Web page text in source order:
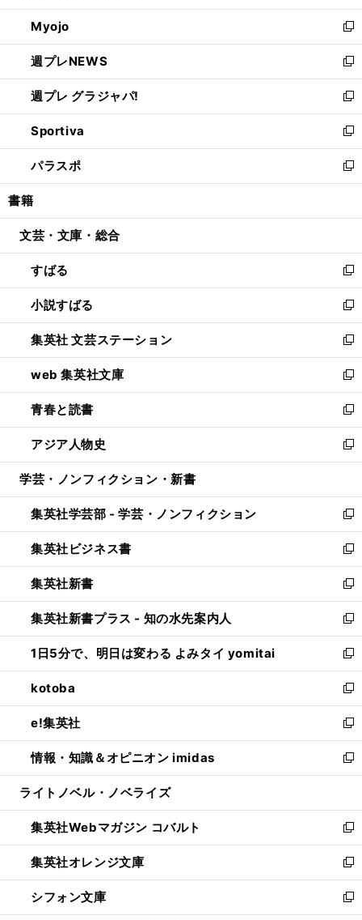
開
く
ウ
で
開
く
ン
ド
ウ
で
開
く
ウ
ィ
ン
ド
ウ
で
開
く
Myojo
新
し
い
ウ
ィ
ン
ド
ウ
で
開
週プレNEWS
新
し
い
ウ
ィ
ン
ド
ウ
開
週プレ グラジャパ!
新
し
い
ウ
ィ
ン
ウ
開
く
Sportiva
新
し
い
ウ
ン
ウ
で
開
く
パラスポ
新
し
ウ
ン
ド
ウ
で
開
く
書籍
文芸・文庫・総合
すばる
新
し
い
ウ
ィ
ン
ド
ウ
で
開
く
小説すばる
新
し
い
ウ
ィ
ン
ド
ウ
で
開
集英社 文芸ステーション
新
し
い
ウ
ィ
ン
ド
ウ
開
く
web 集英社文庫
新
し
い
ウ
ィ
ン
ウ
で
開
く
青春と読書
新
し
い
ウ
ン
ド
ウ
で
開
く
アジア人物史
新
し
ウ
ィ
ン
ド
ウ
で
開
く
学芸・ノンフィクション・新書
集英社学芸部 - 学芸・ノンフィクション
新
し
い
ウ
ィ
ン
ド
ウ
で
開
く
集英社ビジネス書
新
し
い
ウ
ィ
ン
ド
ウ
で
開
く
集英社新書
新
し
い
ウ
ィ
ン
ド
ウ
で
開
く
集英社新書プラス - 知の水先案内人
新
し
い
ウ
ィ
ン
ド
ウ
で
開
1日5分で、明日は変わる よみタイ yomitai
新
し
い
ウ
ィ
ン
ド
ウ
開
く
kotoba
新
し
い
ウ
ィ
ン
ウ
で
開
く
e!集英社
新
し
い
ウ
ン
ド
ウ
で
開
く
情報・知識＆オピニオン imidas
新
し
ウ
ィ
ン
ド
ウ
で
開
ライトノベル・ノベライズ
集英社Webマガジン コバルト
新
し
い
ウ
ィ
ン
集英社オレンジ文庫
新
し
い
ウ
シフォン文庫
新